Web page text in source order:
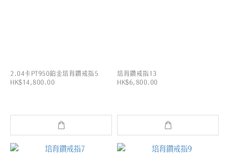
2.04卡PT950鉑金培育鑽戒指5
HK$14,800.00
培育鑽戒指13
HK$6,800.00